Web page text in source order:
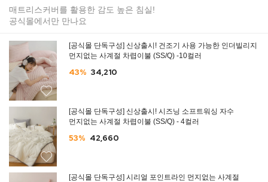
매트리스커버를 활용한 감도 높은 침실!
공식몰에서만 만나요
[공식몰 단독구성] 신상출시! 건조기 사용 가능한 인더빌리지
먼지없는 사계절 차렵이불 (SS/Q) -10컬러
43% 34,210
[공식몰 단독구성] 신상출시! 시즈닝 소프트워싱 자수
먼지없는 사계절 차렵이불 (SS/Q) - 4컬러
53% 42,660
[공식몰 단독구성] 시리얼 포인트라인 먼지없는 사계절